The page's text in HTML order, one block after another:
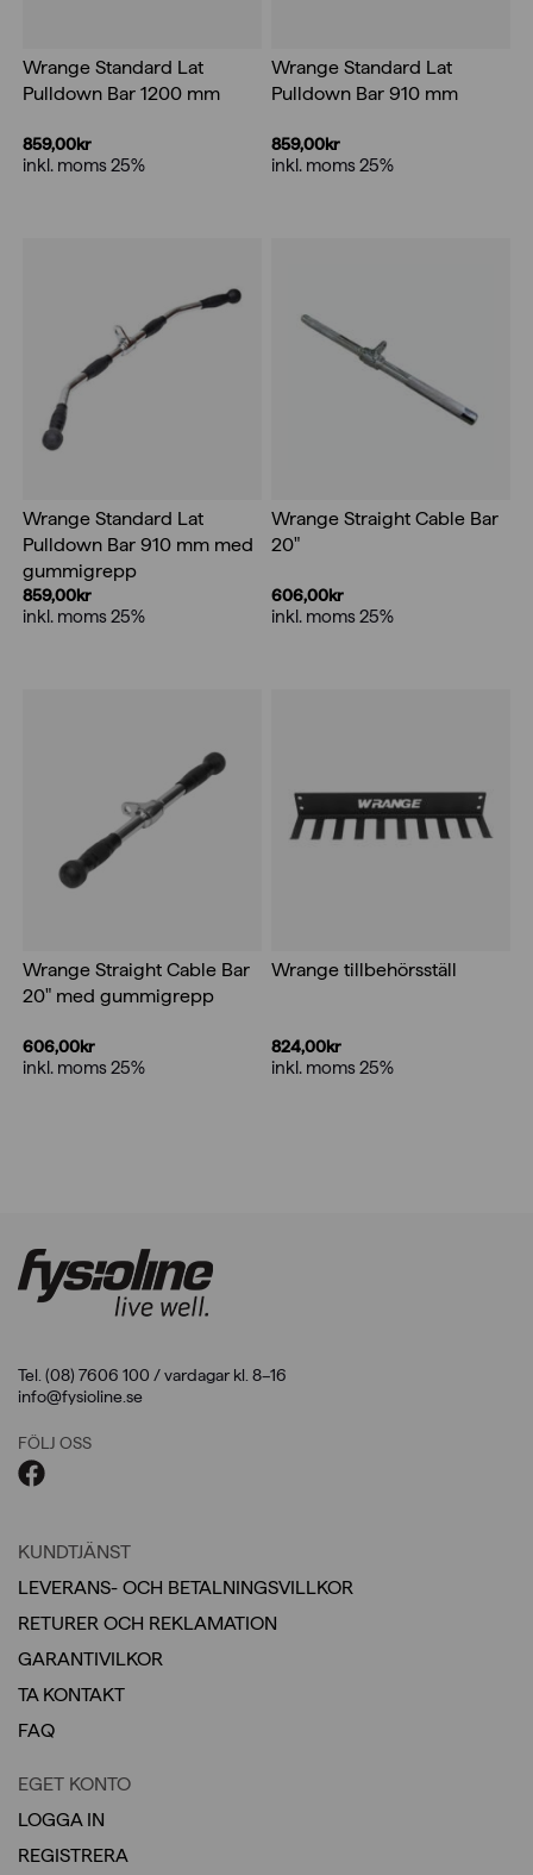
Wrange Standard Lat
Pulldown Bar 1200 mm
859,00kr
inkl. moms 25%
Wrange Standard Lat
Pulldown Bar 910 mm
859,00kr
inkl. moms 25%
Wrange Standard Lat
Pulldown Bar 910 mm med
gummigrepp
859,00kr
inkl. moms 25%
Wrange Straight Cable Bar
20"
606,00kr
inkl. moms 25%
Wrange Straight Cable Bar
20" med gummigrepp
606,00kr
inkl. moms 25%
Wrange tillbehörsställ
824,00kr
inkl. moms 25%
Tel. (08) 7606 100 / vardagar kl. 8–16
info@fysioline.se
FÖLJ OSS
KUNDTJÄNST
LEVERANS- OCH BETALNINGSVILLKOR
RETURER OCH REKLAMATION
GARANTIVILKOR
TA KONTAKT
FAQ
EGET KONTO
LOGGA IN
REGISTRERA